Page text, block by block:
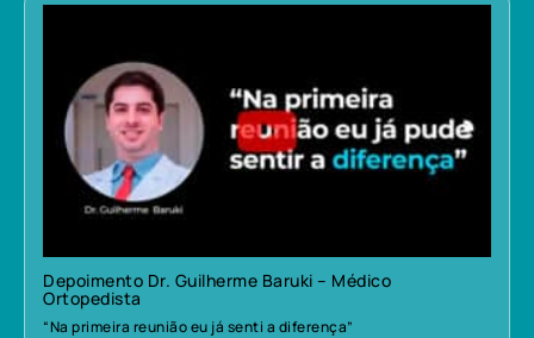
Depoimento Dr. Guilherme Baruki – Médico
Ortopedista
“Na primeira reunião eu já senti a diferença”